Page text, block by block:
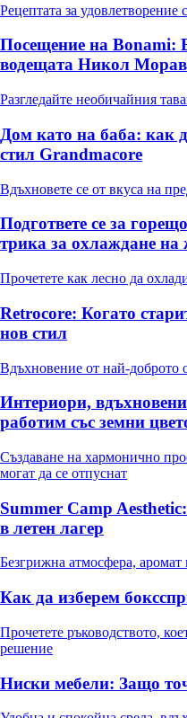
Рецептата за
Посещение на Bonami:
водещата Никол
Разгледайте необичайния
Дом като на баба: как
стил Grandmacore
Вдъхновете се от вкуса на
Подгответе се за
трика за охлаждане
Прочетете как лесно да
Retrocore: Когато
нов стил
Вдъхновение от най-доброто
Интериори,
работим със земни
Създаване на хармонично
могат да се отпуснат
Summer Camp
в летен лагер
Безгрижна атмосфера,
Как да изберем
Прочетете ръководството,
решение
Ниски мебели: Защо